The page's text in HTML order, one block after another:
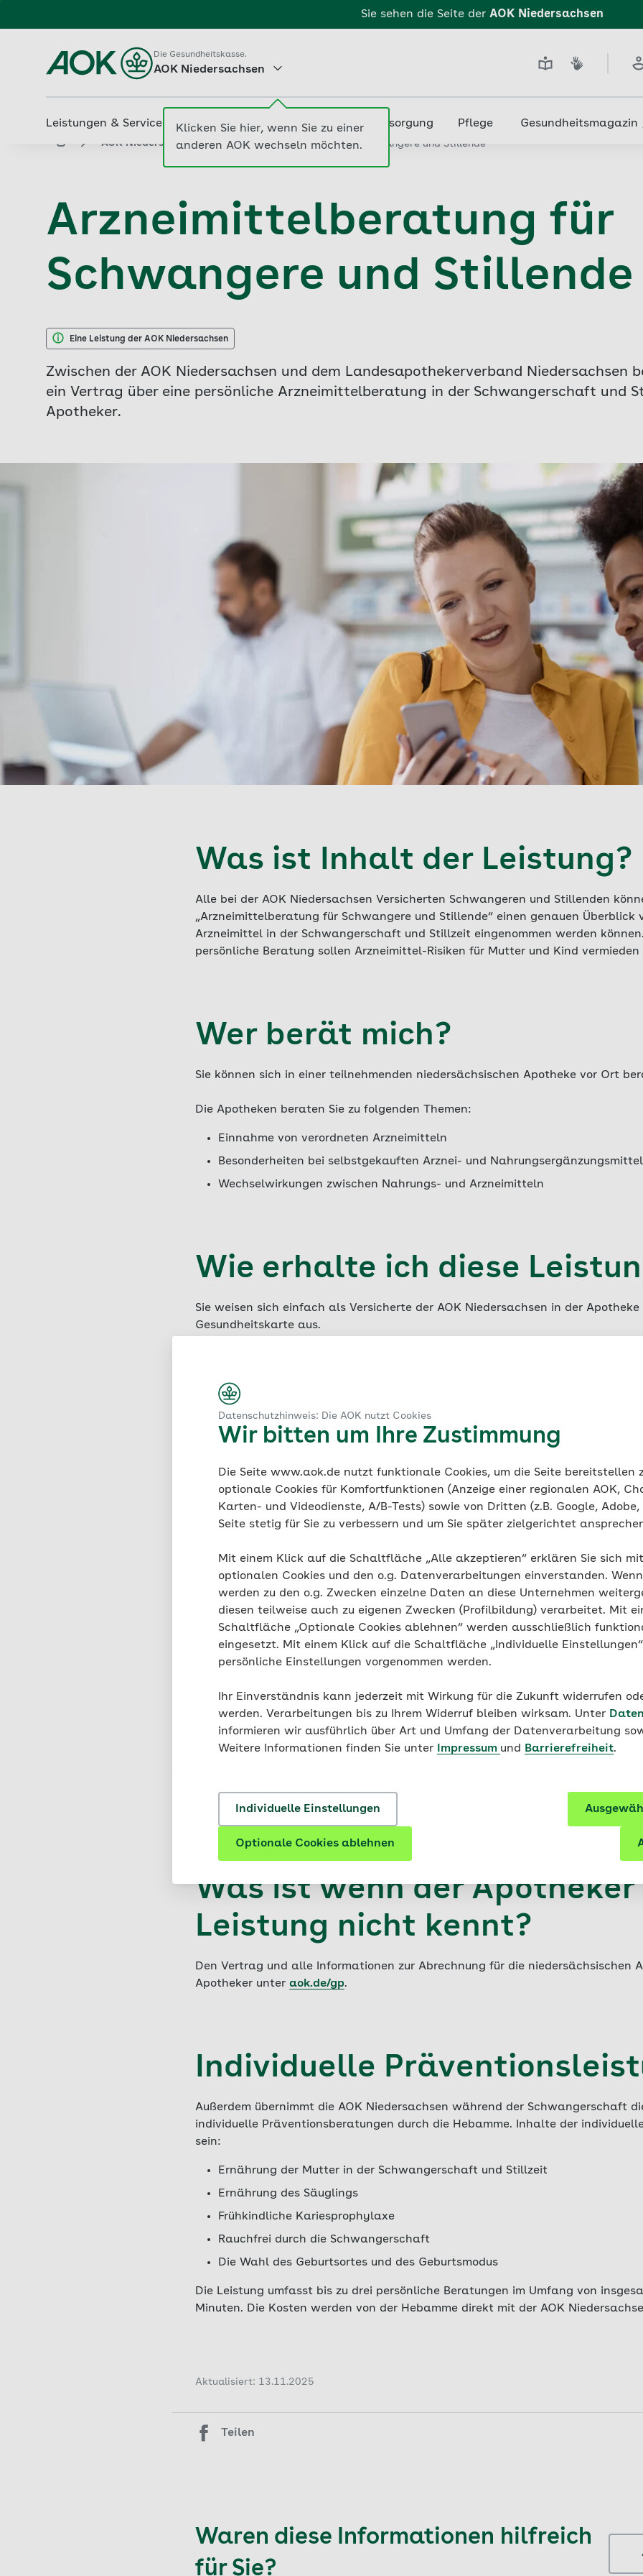
Datenschutzhinweis: Die AOK nutzt Cookies
Wir bitten um Ihre Zustimmung
Die Seite www.aok.de nutzt funktionale Cookies, um die Seite bereitstellen
optionale Cookies für Komfortfunktionen (Anzeige einer regionalen AOK,
Karten- und Videodienste, A/B-Tests) sowie von Dritten (z.B. Google,
Seite stetig für Sie zu verbessern und um Sie später zielgerichtet
Mit einem Klick auf die Schaltfläche „Alle akzeptieren“ erklären Sie sich
optionalen Cookies und den o.g. Datenverarbeitungen einverstanden.
werden zu den o.g. Zwecken einzelne Daten an diese Unternehmen
diesen teilweise auch zu eigenen Zwecken (Profilbildung) verarbeitet. Mit
Schaltfläche „Optionale Cookies ablehnen“ werden ausschließlich
eingesetzt. Mit einem Klick auf die Schaltfläche „Individuelle
persönliche Einstellungen vorgenommen werden.
Ihr Einverständnis kann jederzeit mit Wirkung für die Zukunft widerrufen
werden. Verarbeitungen bis zu Ihrem Widerruf bleiben wirksam. Unter
informieren wir ausführlich über Art und Umfang der Datenverarbeitung
Weitere Informationen finden Sie unter
Impressum und Barrierefreiheit.
Individuelle Einstellungen
Optionale Cookies ablehnen
Sie sehen die Seite der AOK Niedersachsen
AOK Niedersachsen
Leistungen & Services Medizin & Versorgung
aok.de AOK Niedersachsen Arzneimittelberatung für Schwangere und Stillende
Arzneimittelberatung für
Schwangere und Stillende
Eine Leistung der AOK Niedersachsen
Zwischen der AOK Niedersachsen und dem Landesapothekerverband Niedersachsen
ein Vertrag über eine persönliche Arzneimittelberatung in der Schwangerschaft und
Apotheker.
Was ist Inhalt der Leistung?
Alle bei der AOK Niedersachsen Versicherten Schwangeren und Stillenden
„Arzneimittelberatung für Schwangere und Stillende“ einen genauen Überblick
Arzneimittel in der Schwangerschaft und Stillzeit eingenommen werden
persönliche Beratung sollen Arzneimittel-Risiken für Mutter und Kind vermieden
Wer berät mich?
Sie können sich in einer teilnehmenden niedersächsischen Apotheke vor Ort
Die Apotheken beraten Sie zu folgenden Themen:
Einnahme von verordneten Arzneimitteln
Besonderheiten bei selbstgekauften Arznei- und
Wechselwirkungen zwischen Nahrungs- und Arzneimitteln
Wie erhalte ich diese
Sie weisen sich einfach als Versicherte der AOK Niedersachsen in der
Gesundheitskarte aus.
Wie häufig kann ich die
Anspruch nehmen?
Die Leistung kann einmal je Schwangerschaft und einmal in der Stillzeit, durch
dem Vertrag teilnimmt, in Anspruch genommen werden.
Muss ich dafür etwas
Die Abrechnung der Leistung erfolgt direkt zwischen der Apotheke und der AOK.
entstehen keine Kosten.
Woher weiß ich welche
Erkundigen Sie sich in ihrer Apotheke vor Ort ob sie diese Beratung anbietet.
Was ist wenn der Apotheker
Leistung nicht kennt?
Den Vertrag und alle Informationen zur Abrechnung für die niedersächsischen
Apotheker unter aok.de/gp.
Individuelle
Außerdem übernimmt die AOK Niedersachsen während der Schwangerschaft
individuelle Präventionsberatungen durch die Hebamme. Inhalte der
sein:
Ernährung der Mutter in der Schwangerschaft und Stillzeit
Ernährung des Säuglings
Frühkindliche Kariesprophylaxe
Rauchfrei durch die Schwangerschaft
Die Wahl des Geburtsortes und des Geburtsmodus
Die Leistung umfasst bis zu drei persönliche Beratungen im Umfang von
Minuten. Die Kosten werden von der Hebamme direkt mit der AOK
Aktualisiert: 13.11.2025
Teilen
Waren diese Informationen hilfreich
für Sie?